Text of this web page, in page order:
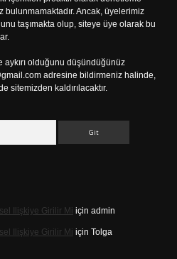
bulunmamaktadır. Ancak, üyelerimiz
taşımakta olup, siteye üye olarak bu
olduğunu düşündüğünüz
adresine bildirmeniz halinde,
sitemizden kaldırılacaktır.
Ilişkiye Girilir Mi için admin
Ilişkiye Girilir Mi için Tolga